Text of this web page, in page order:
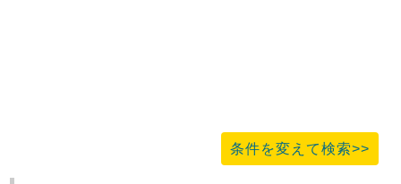
条件を変えて検索>>